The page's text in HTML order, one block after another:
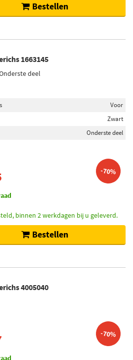
Bestellen
1663145
deel
Voor
Zwart
Onderste deel
-70%
binnen 2 werkdagen bij u geleverd.
Bestellen
4005040
-70%